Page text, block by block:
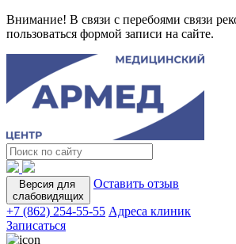
Внимание! В связи с перебоями связи
пользоваться формой записи на сайте.
Версия для
слабовидящих
Оставить отзыв
+7 (862) 254-55-55 Адреса клиник
Записаться